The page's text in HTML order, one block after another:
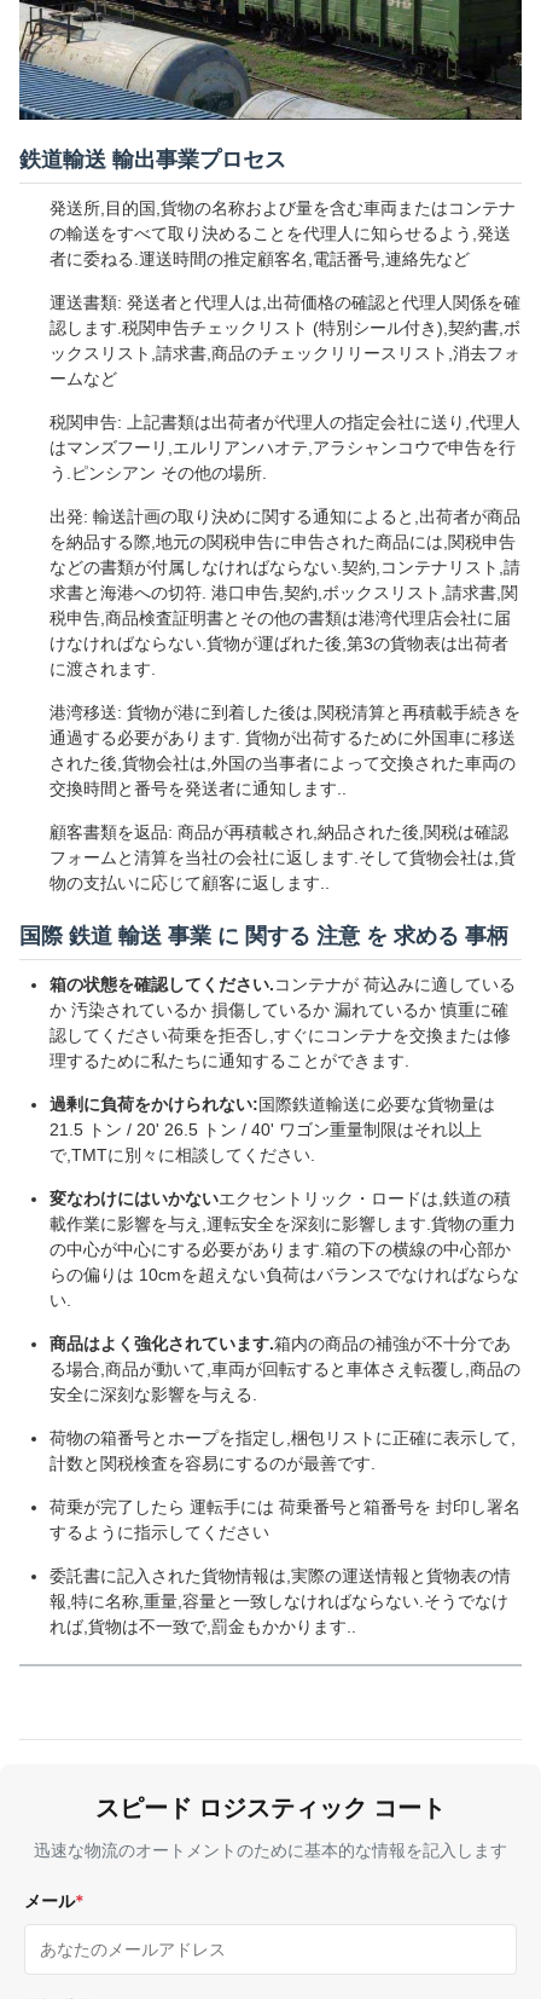
鉄道輸送 輸出事業プロセス
発送所,目的国,貨物の名称および量を含む車両またはコンテナ
の輸送をすべて取り決めることを代理人に知らせるよう,発送
者に委ねる.運送時間の推定顧客名,電話番号,連絡先など
運送書類: 発送者と代理人は,出荷価格の確認と代理人関係を確
認します.税関申告チェックリスト (特別シール付き),契約書,ボ
ックスリスト,請求書,商品のチェックリリースリスト,消去フォ
ームなど
税関申告: 上記書類は出荷者が代理人の指定会社に送り,代理人
はマンズフーリ,エルリアンハオテ,アラシャンコウで申告を行
う.ピンシアン その他の場所.
出発: 輸送計画の取り決めに関する通知によると,出荷者が商品
を納品する際,地元の関税申告に申告された商品には,関税申告
などの書類が付属しなければならない.契約,コンテナリスト,請
求書と海港への切符. 港口申告,契約,ボックスリスト,請求書,関
税申告,商品検査証明書とその他の書類は港湾代理店会社に届
けなければならない.貨物が運ばれた後,第3の貨物表は出荷者
に渡されます.
港湾移送: 貨物が港に到着した後は,関税清算と再積載手続きを
通過する必要があります. 貨物が出荷するために外国車に移送
された後,貨物会社は,外国の当事者によって交換された車両の
交換時間と番号を発送者に通知します..
顧客書類を返品: 商品が再積載され,納品された後,関税は確認
フォームと清算を当社の会社に返します.そして貨物会社は,貨
物の支払いに応じて顧客に返します..
国際 鉄道 輸送 事業 に 関する 注意 を 求める 事柄
箱の状態を確認してください.コンテナが 荷込みに適している
か 汚染されているか 損傷しているか 漏れているか 慎重に確
認してください荷乗を拒否し,すぐにコンテナを交換または修
理するために私たちに通知することができます.
過剰に負荷をかけられない:国際鉄道輸送に必要な貨物量は
21.5 トン / 20' 26.5 トン / 40' ワゴン重量制限はそれ以上
で,TMTに別々に相談してください.
変なわけにはいかないエクセントリック・ロードは,鉄道の積
載作業に影響を与え,運転安全を深刻に影響します.貨物の重力
の中心が中心にする必要があります.箱の下の横線の中心部か
らの偏りは 10cmを超えない負荷はバランスでなければならな
い.
商品はよく強化されています.箱内の商品の補強が不十分であ
る場合,商品が動いて,車両が回転すると車体さえ転覆し,商品の
安全に深刻な影響を与える.
荷物の箱番号とホープを指定し,梱包リストに正確に表示して,
計数と関税検査を容易にするのが最善です.
荷乗が完了したら 運転手には 荷乗番号と箱番号を 封印し署名
するように指示してください
委託書に記入された貨物情報は,実際の運送情報と貨物表の情
報,特に名称,重量,容量と一致しなければならない.そうでなけ
れば,貨物は不一致で,罰金もかかります..
スピード ロジスティック コート
迅速な物流のオートメントのために基本的な情報を記入します
メール*